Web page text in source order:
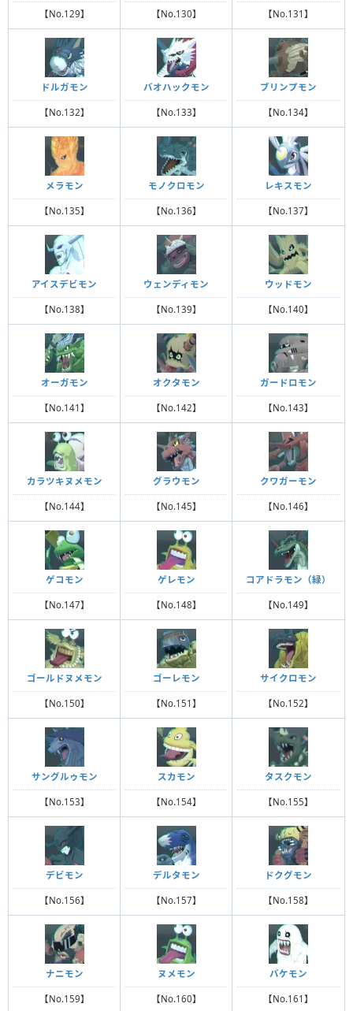
【No.129】 【No.130】 【No.131】
ドルガモン
【No.132】
バオハックモン
【No.133】
ブリンプモン
【No.134】
メラモン
【No.135】
モノクロモン
【No.136】
レキスモン
【No.137】
アイスデビモン
【No.138】
ウェンディモン
【No.139】
ウッドモン
【No.140】
オーガモン
【No.141】
オクタモン
【No.142】
ガードロモン
【No.143】
カラツキヌメモン
【No.144】
グラウモン
【No.145】
クワガーモン
【No.146】
ゲコモン
【No.147】
ゲレモン
【No.148】
コアドラモン（緑）
【No.149】
ゴールドヌメモン
【No.150】
ゴーレモン
【No.151】
サイクロモン
【No.152】
サングルゥモン
【No.153】
スカモン
【No.154】
タスクモン
【No.155】
デビモン
【No.156】
デルタモン
【No.157】
ドクグモン
【No.158】
ナニモン
【No.159】
ヌメモン
【No.160】
バケモン
【No.161】